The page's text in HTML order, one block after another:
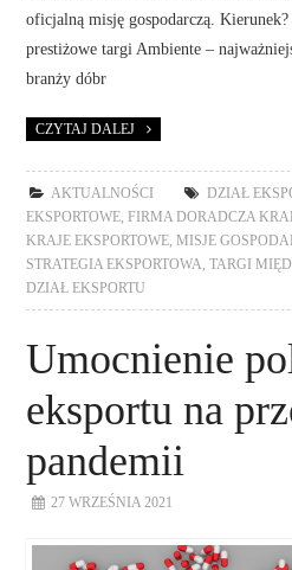
oficjalną misję gospodarczą.
prestiżowe targi Ambiente –
branży dóbr
CZYTAJ DALEJ
AKTUALNOŚCI DZIAŁ
EKSPORTOWE ,FIRMA DORADCZA
KRAJE EKSPORTOWE ,MISJE
STRATEGIA EKSPORTOWA ,TARGI
DZIAŁ EKSPORTU
Umocnienie
eksportu na
pandemii
27 WRZEŚNIA 2021